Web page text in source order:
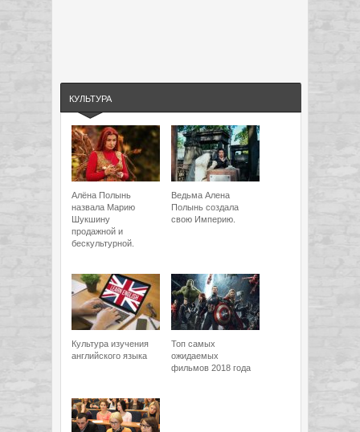
КУЛЬТУРА
Алёна Полынь
назвала Марию
Шукшину
продажной и
бескультурной.
Ведьма Алена
Полынь создала
свою Империю.
Культура изучения
английского языка
Топ самых
ожидаемых
фильмов 2018 года